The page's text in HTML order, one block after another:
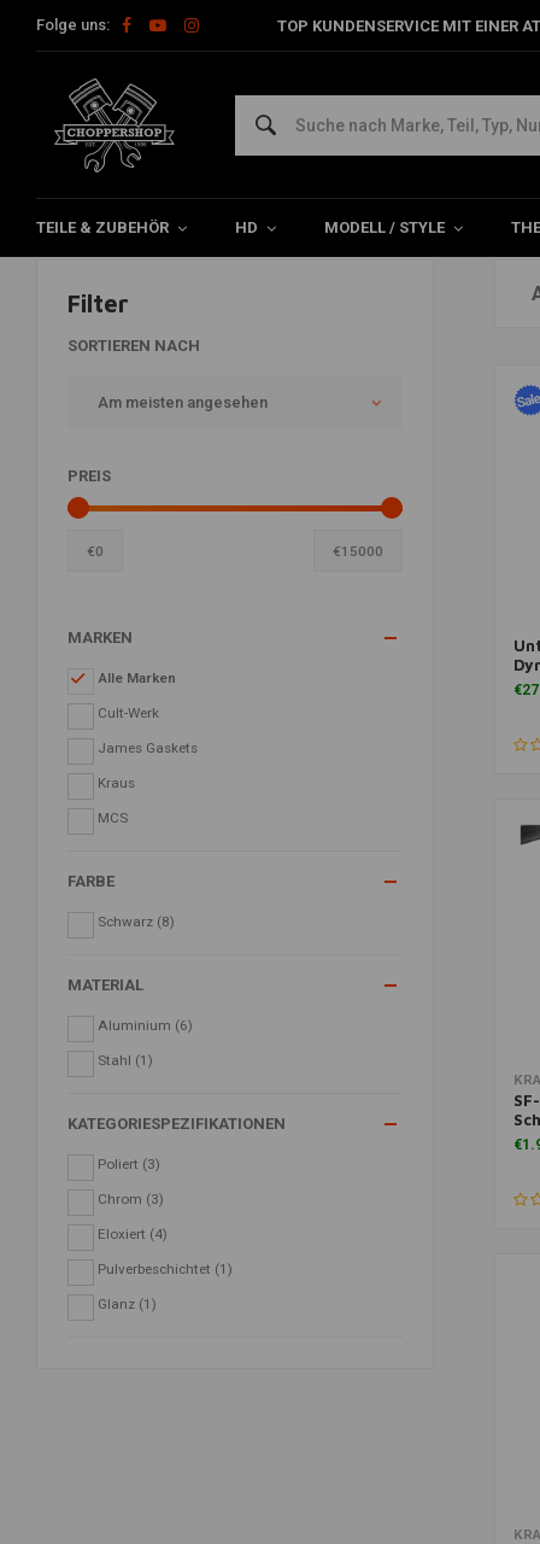
Folge uns: TOP KUNDENSERVICE MIT EINER
TEILE & ZUBEHÖR HD MODELL / STYLE
Gabeln
Home HD Federung Harley Gabeln
Filter
SORTIEREN NACH
Am meisten angesehen
PREIS
€0 €15000
MARKEN
Alle Marken
Cult-Werk
James Gaskets
Kraus
MCS
FARBE
Schwarz (8)
MATERIAL
Aluminium (6)
Stahl (1)
KATEGORIESPEZIFIKATIONEN
Poliert (3)
Chrom (3)
Eloxiert (4)
Pulverbeschichtet (1)
Glanz (1)